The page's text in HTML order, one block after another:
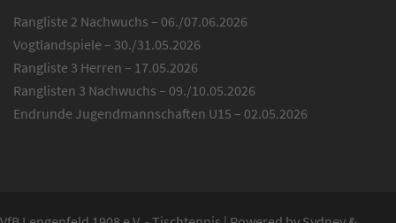
Rangliste 2 Nachwuchs – 06./07.06.2026
Vogtlandspiele – 30./31.05.2026
Rangliste 3 Herren – 17.05.2026
Ranglisten 3 Nachwuchs – 09./10.05.2026
Endrunde Jugendmannschaften U15 – 02.05.2026